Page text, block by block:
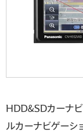
HDD&SDカーナビ
ルカーナビゲーシ